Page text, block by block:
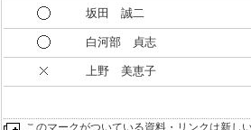
坂田 誠二
白河部 貞志
上野 美恵子
このマークがついている資料・リンクは新し